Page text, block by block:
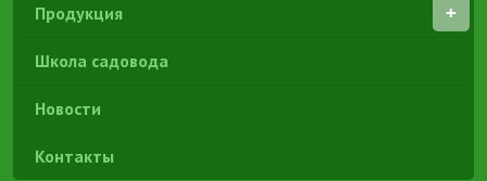
Продукция
Школа садовода
Новости
Контакты